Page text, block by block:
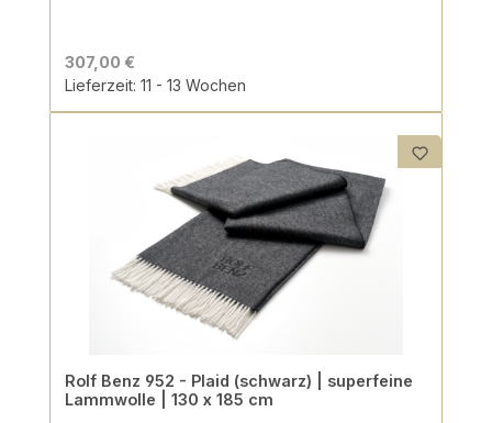
307,00 €
Lieferzeit: 11 - 13 Wochen
Rolf Benz 952 - Plaid (schwarz) | superfeine
Lammwolle | 130 x 185 cm